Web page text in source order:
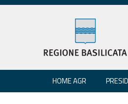
HOME AGR